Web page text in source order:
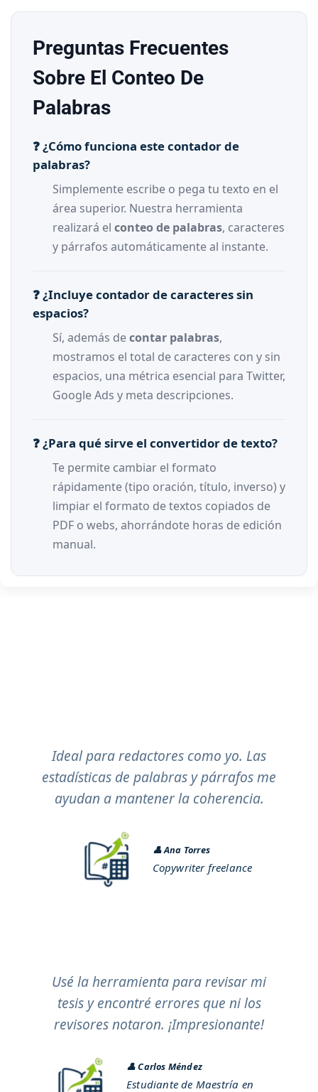
Preguntas Frecuentes
Sobre El Conteo De
Palabras
❓ ¿Cómo funciona este contador de
palabras?
Simplemente escribe o pega tu texto en el
área superior. Nuestra herramienta
realizará el conteo de palabras, caracteres
y párrafos automáticamente al instante.
❓ ¿Incluye contador de caracteres sin
espacios?
Sí, además decontar palabras,
mostramos el total de caracteres con y sin
espacios, una métrica esencial para Twitter,
Google Ads y meta descripciones.
❓ ¿Para qué sirve el convertidor de texto?
Te permite cambiar el formato
rápidamente (tipo oración, título, inverso) y
limpiar el formato de textos copiados de
PDF o webs, ahorrándote horas de edición
manual.
Ideal para redactores como yo. Las
estadísticas de palabras y párrafos me
ayudan a mantener la coherencia.
👤Ana Torres
Copywriter freelance
Usé la herramienta para revisar mi
tesis y encontré errores que ni los
revisores notaron. ¡Impresionante!
👤Carlos Méndez
Estudiante de Maestría en